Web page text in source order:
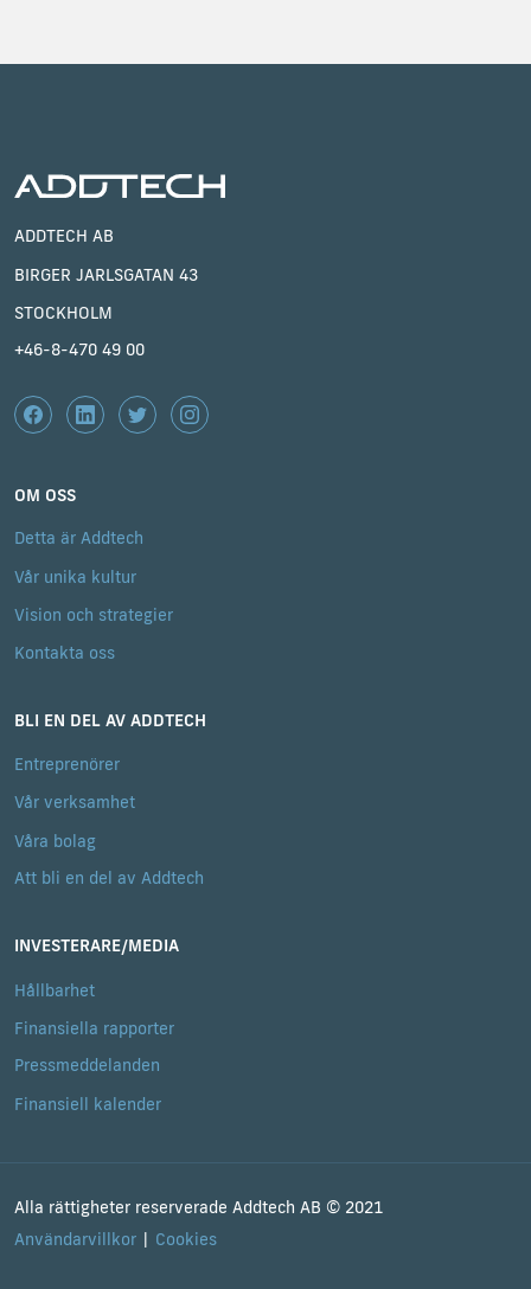
ADDTECH AB
BIRGER JARLSGATAN 43
STOCKHOLM
+46-8-470 49 00
OM OSS
Detta är Addtech
Vår unika kultur
Vision och strategier
Kontakta oss
BLI EN DEL AV ADDTECH
Entreprenörer
Vår verksamhet
Våra bolag
Att bli en del av Addtech
INVESTERARE/MEDIA
Hållbarhet
Finansiella rapporter
Pressmeddelanden
Finansiell kalender
Alla rättigheter reserverade Addtech AB © 2021
Användarvillkor
Cookies